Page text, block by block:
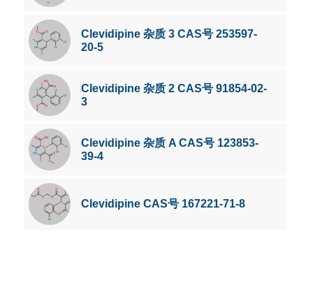
Clevidipine 杂质 3 CAS号 253597-
20-5
Clevidipine 杂质 2 CAS号 91854-02-
3
Clevidipine 杂质 A CAS号 123853-
39-4
Clevidipine CAS号 167221-71-8